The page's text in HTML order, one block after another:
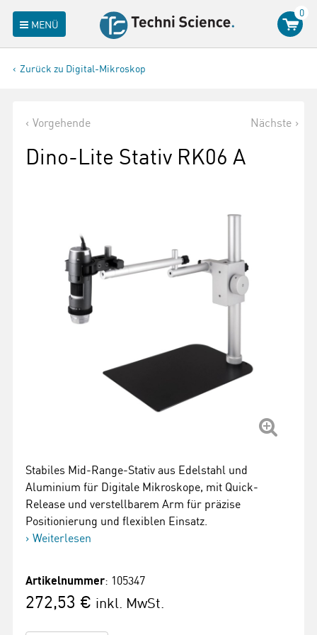
MENÜ
0
Zurück zu Digital-Mikroskop
Vorgehende Nächste
Dino-Lite Stativ RK06 A
Stabiles Mid-Range-Stativ aus Edelstahl und
Aluminium für Digitale Mikroskope, mit Quick-
Release und verstellbarem Arm für präzise
Positionierung und flexiblen Einsatz.
Weiterlesen
Artikelnummer: 105347
272,53 € inkl. MwSt.